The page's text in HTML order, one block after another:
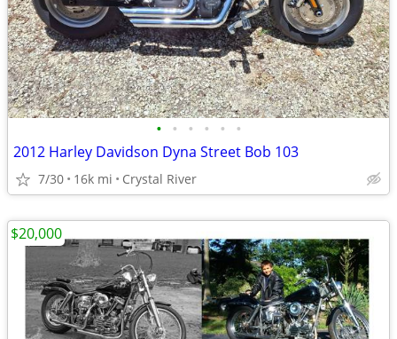
• • • • • •
2012 Harley Davidson Dyna Street Bob 103
7/30 16k mi Crystal River
$20,000